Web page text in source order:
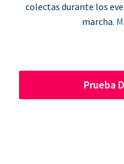
colectas durante los
marcha.
Prueba